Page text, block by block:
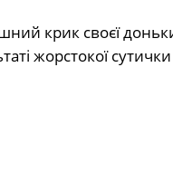
крик своєї
жорстокої